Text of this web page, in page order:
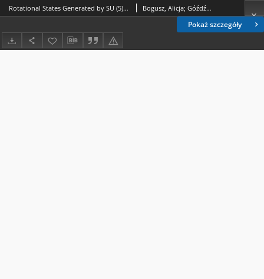
Pokaż szczegóły
Rotational States Generated by SU (5) Dynamical Symmetry with Constraints Bogusz, Alicja; Góźdź, Andrzej (1954- )